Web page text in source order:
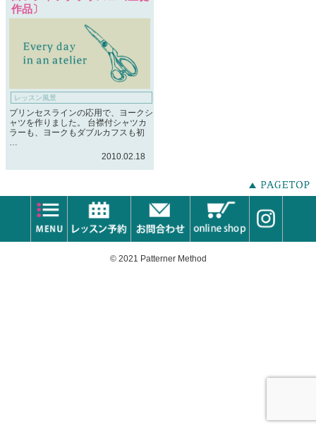
作品〕
レッスン風景
プリンセスラインの応用で、ヨークシ
ャツを作りました。 台襟付シャツカ
ラーも、ヨークもダブルカフスも初
…
2010.02.18
© 2021 Patterner Method